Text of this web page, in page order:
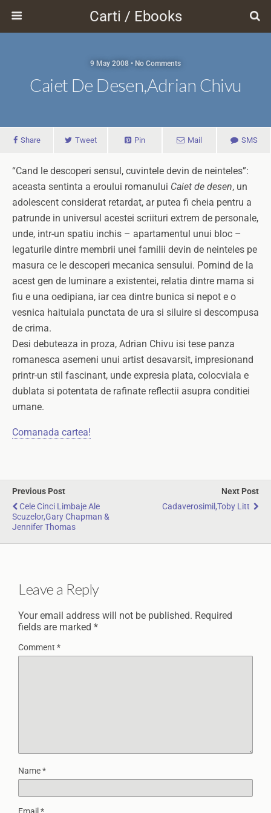
Carti / Ebooks
9 May 2008 • No Comments
Caiet De Desen,Adrian Chivu
Share Tweet Pin Mail SMS
“Cand le descoperi sensul, cuvintele devin de neinteles”:
aceasta sentinta a eroului romanului Caiet de desen, un
adolescent considerat retardat, ar putea fi cheia pentru a
patrunde in universul acestei scriituri extrem de personale,
unde, intr-un spatiu inchis – apartamentul unui bloc –
legaturile dintre membrii unei familii devin de neinteles pe
masura ce le descoperi mecanica sensului. Pornind de la
acest gen de luminare a existentei, relatia dintre mama si
fiu e una oedipiana, iar cea dintre bunica si nepot e o
vesnica haituiala punctata de ura si siluire si descompusa
de crima.
Desi debuteaza in proza, Adrian Chivu isi tese panza
romanesca asemeni unui artist desavarsit, impresionand
printr-un stil fascinant, unde expresia plata, colocviala e
dublata si potentata de rafinate reflectii asupra conditiei
umane.
Comanada cartea!
Previous Post
Cele Cinci Limbaje Ale
Scuzelor,Gary Chapman &
Jennifer Thomas
Next Post
Cadaverosimil,Toby Litt
Leave a Reply
Your email address will not be published. Required
fields are marked *
Comment *
Name*